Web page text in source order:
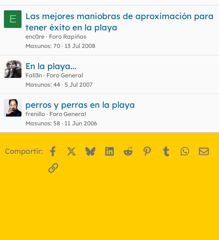
E
Las mejores maniobras de aproximación para
tener éxito en la playa
enc0re
Foro Rapiñas
Masunos 70 13 Jul 2008
En la playa...
Fall3n
Foro General
Masunos 44 5 Jul 2007
perros y perras en la playa
frenillo
Foro General
Masunos 58 11 Jun 2006
Compartir: Facebook BlueskyLinkedIn
Reddit Pinterest
Tumblr
Enlace